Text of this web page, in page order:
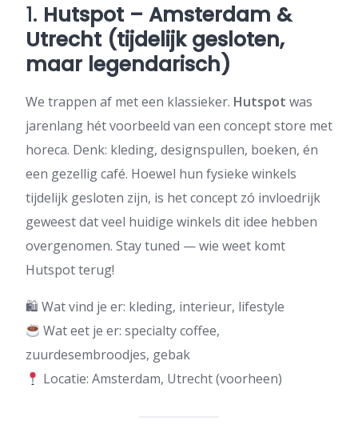
1. Hutspot – Amsterdam &
Utrecht (tijdelijk gesloten,
maar legendarisch)
We trappen af met een klassieker. Hutspot was
jarenlang hét voorbeeld van een concept store met
horeca. Denk: kleding, designspullen, boeken, én
een gezellig café. Hoewel hun fysieke winkels
tijdelijk gesloten zijn, is het concept zó invloedrijk
geweest dat veel huidige winkels dit idee hebben
overgenomen. Stay tuned — wie weet komt
Hutspot terug!
🛍 Wat vind je er: kleding, interieur, lifestyle
Wat eet je er: specialty coffee,
zuurdesembroodjes, gebak
Locatie: Amsterdam, Utrecht (voorheen)